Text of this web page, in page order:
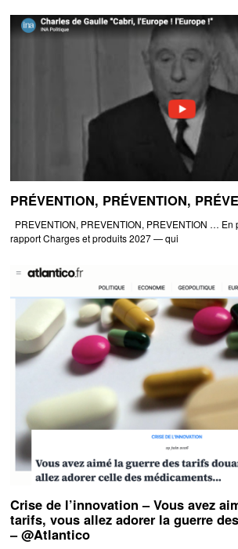
PRÉVENTION, PRÉVENTION,
PREVENTION, PREVENTION, PREVENTION … En
rapport Charges et produits 2027 — qui
Crise de l’innovation – Vous avez
tarifs, vous allez adorer la guerre
– @Atlantico